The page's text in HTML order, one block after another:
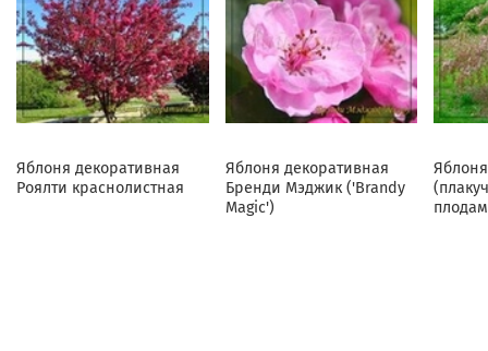
Яблоня декоративная
Роялти краснолистная
Яблоня декоративная
Бренди Мэджик ('Brandy
Magic')